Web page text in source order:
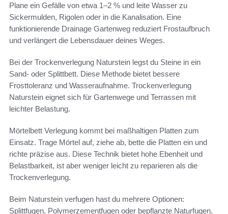
Plane ein Gefälle von etwa 1–2 % und leite Wasser zu
Sickermulden, Rigolen oder in die Kanalisation. Eine
funktionierende Drainage Gartenweg reduziert Frostaufbruch
und verlängert die Lebensdauer deines Weges.
Bei der Trockenverlegung Naturstein legst du Steine in ein
Sand- oder Splittbett. Diese Methode bietet bessere
Frosttoleranz und Wasseraufnahme. Trockenverlegung
Naturstein eignet sich für Gartenwege und Terrassen mit
leichter Belastung.
Mörtelbett Verlegung kommt bei maßhaltigen Platten zum
Einsatz. Trage Mörtel auf, ziehe ab, bette die Platten ein und
richte präzise aus. Diese Technik bietet hohe Ebenheit und
Belastbarkeit, ist aber weniger leicht zu reparieren als die
Trockenverlegung.
Beim Naturstein verfugen hast du mehrere Optionen:
Splittfugen, Polymerzementfugen oder bepflanzte Naturfugen.